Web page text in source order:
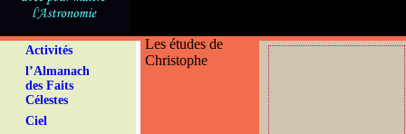
Activités
l’Almanach
des Faits
Célestes
Ciel
Les études de
Christophe